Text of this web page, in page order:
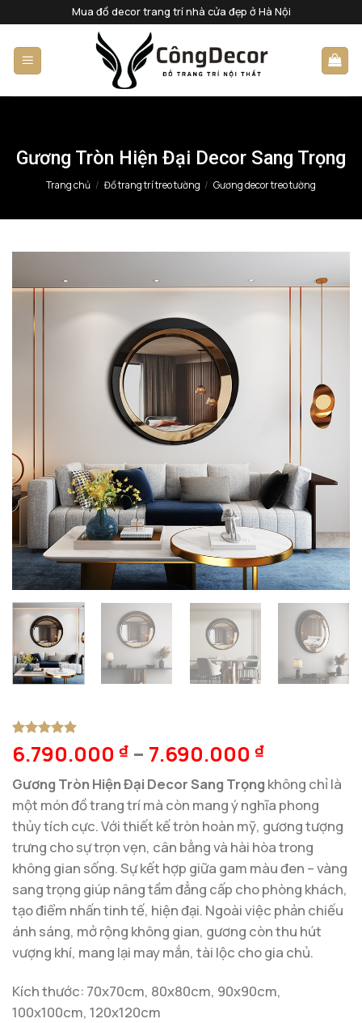
qua
nội
dung
Mua đồ decor trang trí nhà cửa đẹp ở Hà Nội
Gương Tròn Hiện Đại Decor Sang Trọng
Trang chủ / Đồ trang trí treo tường / Gương decor treo tường
5trên 5
dựa trên
1
6.790.000 ₫ – 7.690.000 ₫
Gương Tròn Hiện Đại Decor Sang Trọng không chỉ là
một món đồ trang trí mà còn mang ý nghĩa phong
thủy tích cực. Với thiết kế tròn hoàn mỹ, gương tượng
trưng cho sự trọn vẹn, cân bằng và hài hòa trong
không gian sống. Sự kết hợp giữa gam màu đen – vàng
sang trọng giúp nâng tầm đẳng cấp cho phòng khách,
tạo điểm nhấn tinh tế, hiện đại. Ngoài việc phản chiếu
ánh sáng, mở rộng không gian, gương còn thu hút
vượng khí, mang lại may mắn, tài lộc cho gia chủ.
Kích thước: 70x70cm, 80x80cm, 90x90cm,
100x100cm, 120x120cm